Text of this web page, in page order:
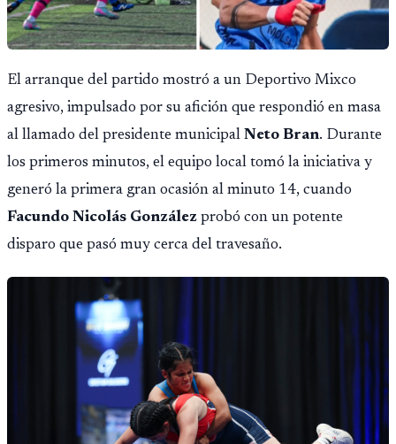
El arranque del partido mostró a un Deportivo Mixco
agresivo, impulsado por su afición que respondió en masa
al llamado del presidente municipal Neto Bran. Durante
los primeros minutos, el equipo local tomó la iniciativa y
generó la primera gran ocasión al minuto 14, cuando
Facundo Nicolás González probó con un potente
disparo que pasó muy cerca del travesaño.